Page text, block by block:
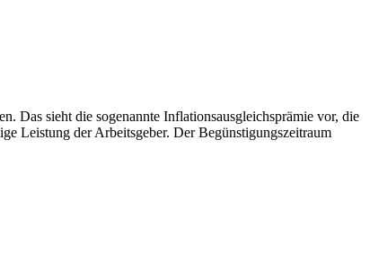
Das sieht die sogenannte Inflationsausgleichsprämie vor, die
Leistung der Arbeitsgeber. Der Begünstigungszeitraum